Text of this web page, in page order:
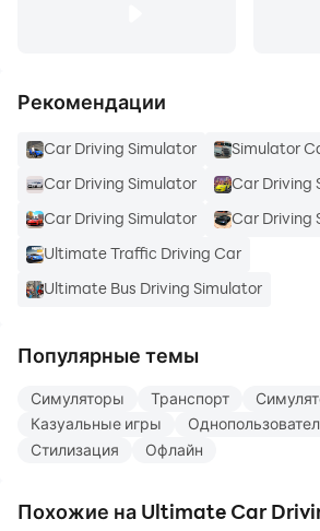
Рекомендации
Car Driving Simulator
Simulator
Car Driving Simulator
Car Driving
Car Driving Simulator
Car Driving
Ultimate Traffic Driving Car
Ultimate Bus Driving Simulator
Популярные темы
Симуляторы Транспорт
Казуальные игры
Стилизация
Офлайн
Похожие на Ultimate Car